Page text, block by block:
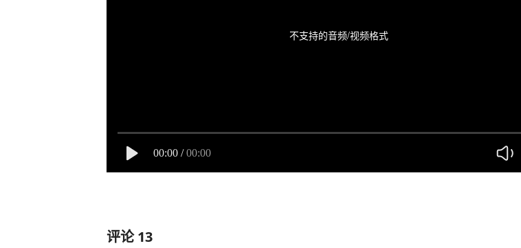
不支持的音频/视频格式
00:00 / 00:00
评论13